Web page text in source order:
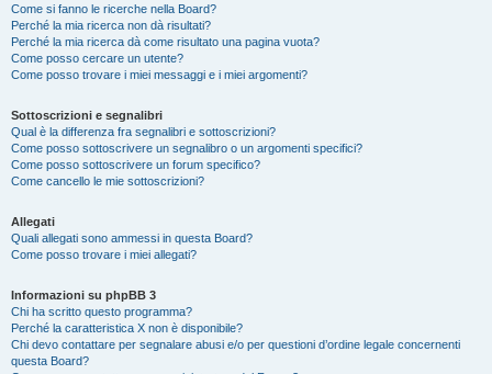
Come si fanno le ricerche nella Board?
Perché la mia ricerca non dà risultati?
Perché la mia ricerca dà come risultato una pagina vuota?
Come posso cercare un utente?
Come posso trovare i miei messaggi e i miei argomenti?
Sottoscrizioni e segnalibri
Qual è la differenza fra segnalibri e sottoscrizioni?
Come posso sottoscrivere un segnalibro o un argomenti specifici?
Come posso sottoscrivere un forum specifico?
Come cancello le mie sottoscrizioni?
Allegati
Quali allegati sono ammessi in questa Board?
Come posso trovare i miei allegati?
Informazioni su phpBB 3
Chi ha scritto questo programma?
Perché la caratteristica X non è disponibile?
Chi devo contattare per segnalare abusi e/o per questioni d’ordine legale concernenti
questa Board?